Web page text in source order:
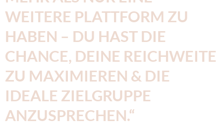
WEITERE PLATTFORM ZU
HABEN – DU HAST DIE
CHANCE, DEINE REICHWEITE
ZU MAXIMIEREN & DIE
IDEALE ZIELGRUPPE
ANZUSPRECHEN.“